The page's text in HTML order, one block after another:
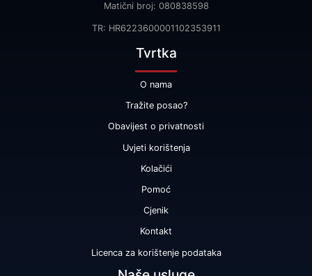
Matični broj: 080838598
TR: HR6223600001102353911
Tvrtka
O nama
Tražite posao?
Obavijest o privatnosti
Uvjeti korištenja
Kolačići
Pomoć
Cjenik
Kontakt
Licenca za korištenje podataka